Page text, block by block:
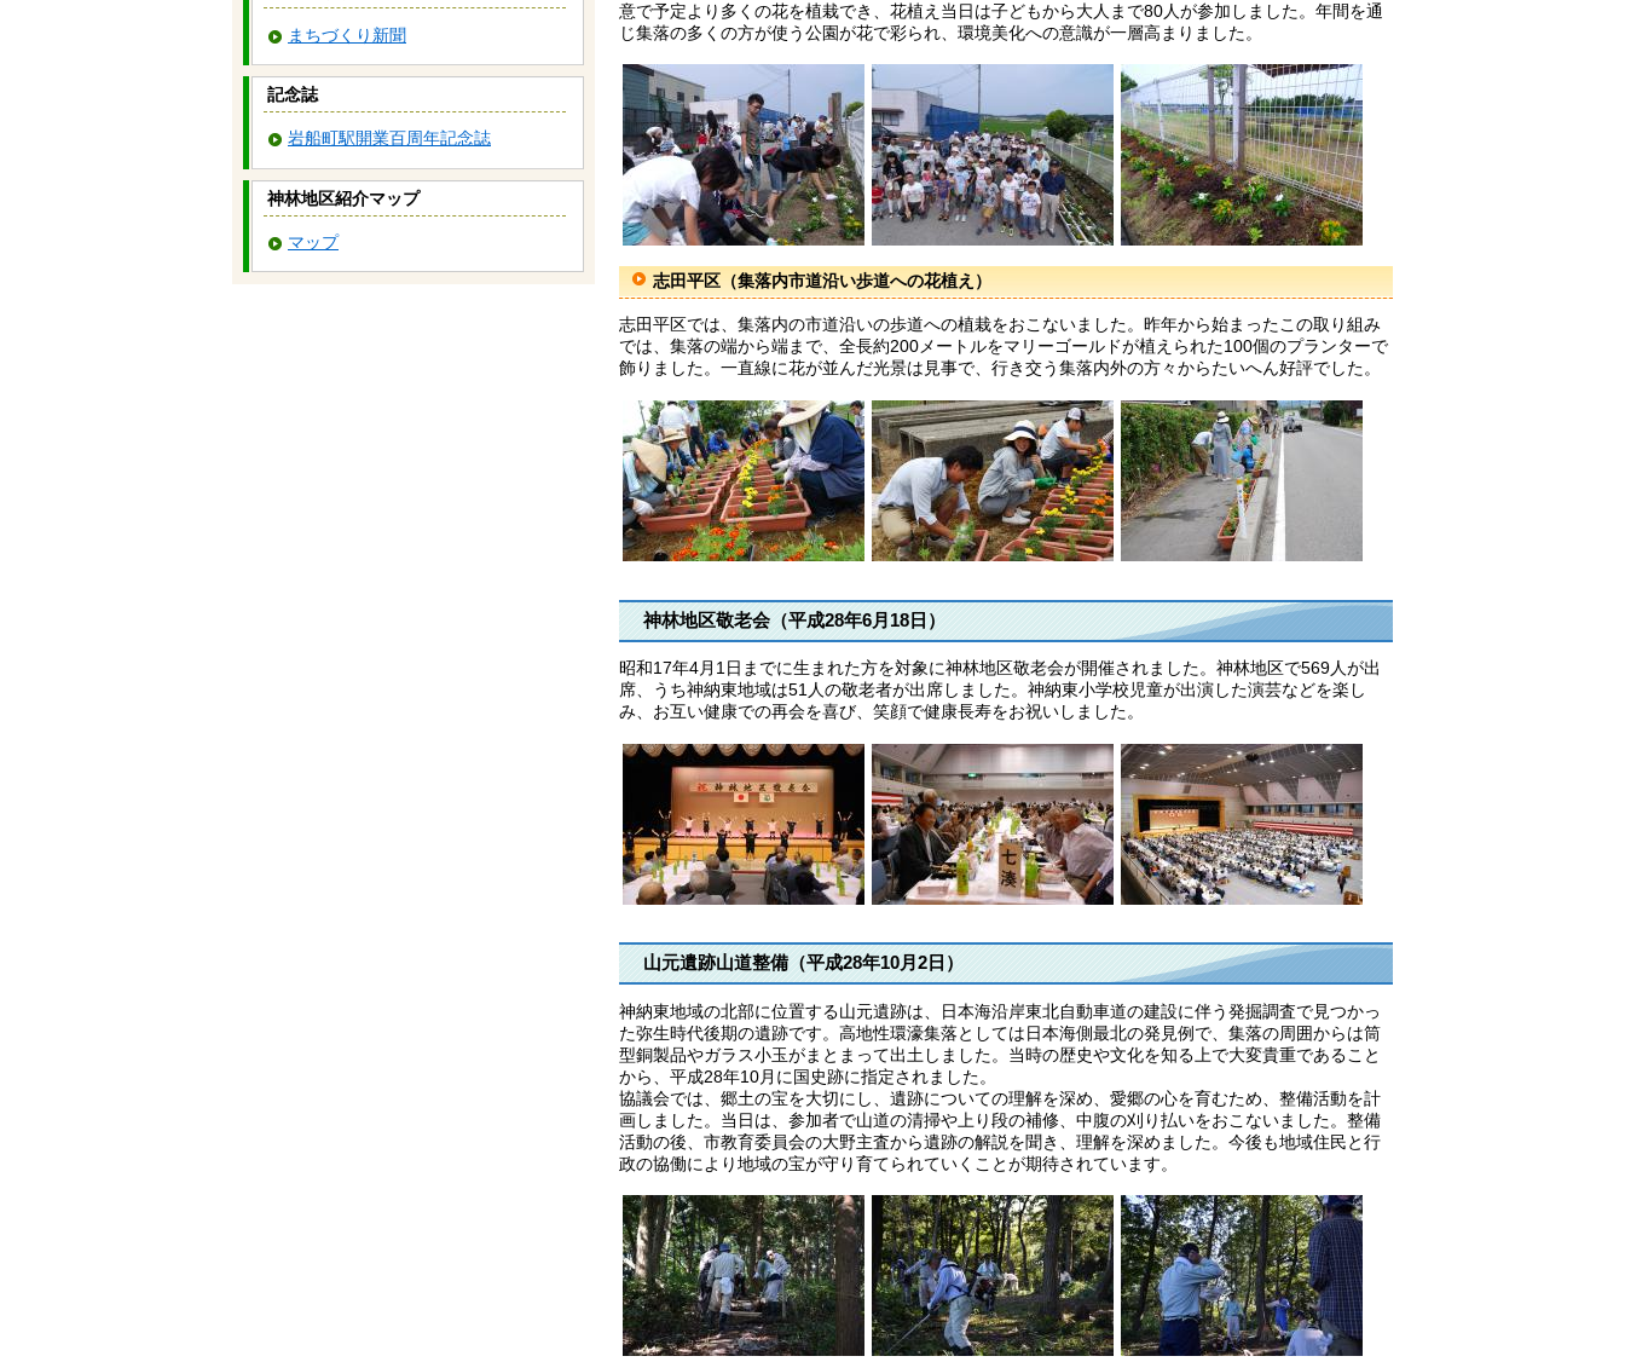
意で予定より多くの花を植栽でき、花植え当日は子どもから大人まで80人が参加しました。年間を通
じ集落の多くの方が使う公園が花で彩られ、環境美化への意識が一層高まりました。
志田平区（集落内市道沿い歩道への花植え）
志田平区では、集落内の市道沿いの歩道への植栽をおこないました。昨年から始まったこの取り組み
では、集落の端から端まで、全長約200メートルをマリーゴールドが植えられた100個のプランターで
飾りました。一直線に花が並んだ光景は見事で、行き交う集落内外の方々からたいへん好評でした。
神林地区敬老会（平成28年6月18日）
昭和17年4月1日までに生まれた方を対象に神林地区敬老会が開催されました。神林地区で569人が出
席、うち神納東地域は51人の敬老者が出席しました。神納東小学校児童が出演した演芸などを楽し
み、お互い健康での再会を喜び、笑顔で健康長寿をお祝いしました。
山元遺跡山道整備（平成28年10月2日）
神納東地域の北部に位置する山元遺跡は、日本海沿岸東北自動車道の建設に伴う発掘調査で見つかっ
た弥生時代後期の遺跡です。高地性環濠集落としては日本海側最北の発見例で、集落の周囲からは筒
型銅製品やガラス小玉がまとまって出土しました。当時の歴史や文化を知る上で大変貴重であること
から、平成28年10月に国史跡に指定されました。
協議会では、郷土の宝を大切にし、遺跡についての理解を深め、愛郷の心を育むため、整備活動を計
画しました。当日は、参加者で山道の清掃や上り段の補修、中腹の刈り払いをおこないました。整備
活動の後、市教育委員会の大野主査から遺跡の解説を聞き、理解を深めました。今後も地域住民と行
政の協働により地域の宝が守り育てられていくことが期待されています。
まちづくり新聞
記念誌
岩船町駅開業百周年記念誌
神林地区紹介マップ
マップ